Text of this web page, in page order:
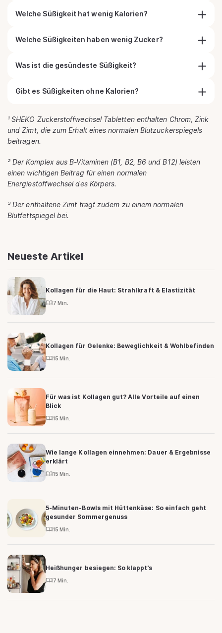
Welche Süßigkeit hat wenig Kalorien?
Welche Süßigkeiten haben wenig Zucker?
Was ist die gesündeste Süßigkeit?
Gibt es Süßigkeiten ohne Kalorien?
¹ SHEKO Zuckerstoffwechsel Tabletten enthalten Chrom, Zink
und Zimt, die zum Erhalt eines normalen Blutzuckerspiegels
beitragen.
² Der Komplex aus B-Vitaminen (B1, B2, B6 und B12) leisten
einen wichtigen Beitrag für einen normalen
Energiestoffwechsel des Körpers.
³ Der enthaltene Zimt trägt zudem zu einem normalen
Blutfettspiegel bei.
Neueste Artikel
Kollagen für die Haut: Strahlkraft & Elastizität
7 Min.
Kollagen für Gelenke: Beweglichkeit & Wohlbefinden
15 Min.
Für was ist Kollagen gut? Alle Vorteile auf einen
Blick
15 Min.
Wie lange Kollagen einnehmen: Dauer & Ergebnisse
erklärt
15 Min.
5-Minuten-Bowls mit Hüttenkäse: So einfach geht
gesunder Sommergenuss
15 Min.
Heißhunger besiegen: So klappt's
7 Min.